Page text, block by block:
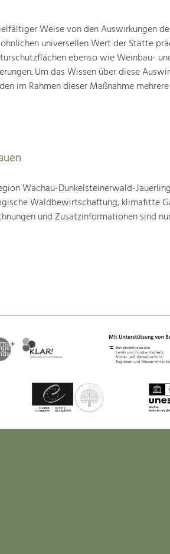
Weise von den Auswirkungen
universellen Wert der Stätte
ebenso wie Weinbau-
Um das Wissen über diese
im Rahmen dieser Maßnahme mehrere
Wachau-Dunkelsteinerwald-
Waldbewirtschaftung, klimafitte
und Zusatzinformationen sind